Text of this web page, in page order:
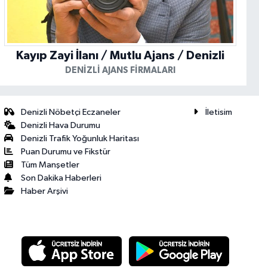
Kayıp Zayi İlanı / Mutlu Ajans / Denizli
DENIZLI AJANS FIRMALARI
Denizli Nöbetçi Eczaneler
Denizli Hava Durumu
Denizli Trafik Yoğunluk Haritası
Puan Durumu ve Fikstür
Tüm Manşetler
Son Dakika Haberleri
Haber Arşivi
İletisim